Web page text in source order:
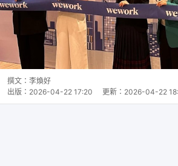
撰文： 李煥好
出版： 2026-04-22 17:20 更新： 2026-04-22